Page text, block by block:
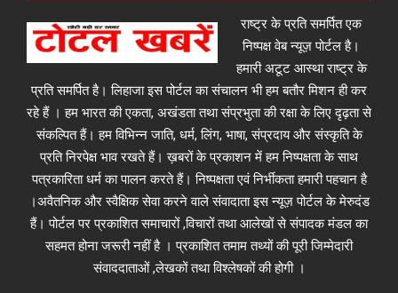
राष्ट्र के प्रति समर्पित एक
निष्पक्ष वेब न्यूज़ पोर्टल है।
हमारी अटूट आस्था राष्ट्र के
प्रति समर्पित है। लिहाजा इस पोर्टल का संचालन भी हम बतौर मिशन ही कर
रहे हैं । हम भारत की एकता, अखंडता तथा संप्रभुता की रक्षा के लिए दृढ़ता से
संकल्पित हैं। हम विभिन्न जाति, धर्म, लिंग, भाषा, संप्रदाय और संस्कृति के
प्रति निरपेक्ष भाव रखते हैं। ख़बरों के प्रकाशन में हम निष्पक्षता के साथ
पत्रकारिता धर्म का पालन करते हैं। निष्पक्षता एवं निर्भीकता हमारी पहचान है
।अवैतनिक और स्वैक्षिक सेवा करने वाले संवादाता इस न्यूज़ पोर्टल के मेरुदंड
हैं। पोर्टल पर प्रकाशित समाचारों ,विचारों तथा आलेखों से संपादक मंडल का
सहमत होना जरूरी नहीं है । प्रकाशित तमाम तथ्यों की पूरी जिम्मेदारी
संवाददाताओं ,लेखकों तथा विश्लेषकों की होगी ।